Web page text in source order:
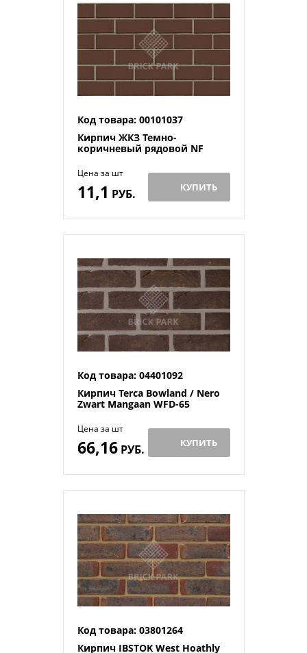
Код товара: 00101037
Кирпич ЖКЗ Темно-
коричневый рядовой NF
Цена за шт
11,1 РУБ. КУПИТЬ
Код товара: 04401092
Кирпич Terca Bowland / Nero
Zwart Mangaan WFD-65
Цена за шт
66,16РУБ. КУПИТЬ
Код товара: 03801264
Кирпич IBSTOK West Hoathly